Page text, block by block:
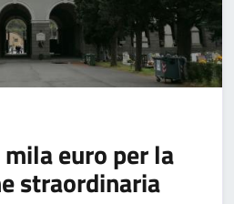
euro per la
straordinaria